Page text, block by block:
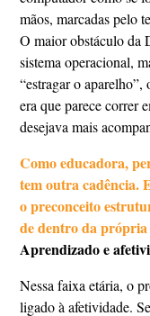
mãos, marcadas pelo
O maior obstáculo da
sistema operacional,
“estragar o aparelho”,
era que parece correr
desejava mais
Como educadora,
tem outra cadência.
o preconceito
de dentro da
Aprendizado e
Nessa faixa etária, o
ligado à afetividade.